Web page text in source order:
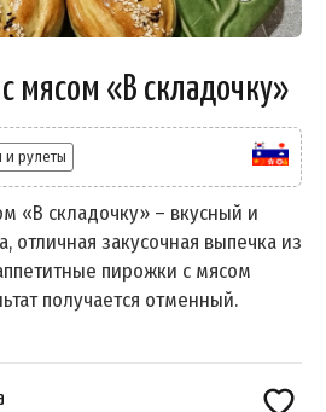
с мясом «В складочку»
и рулеты
«В складочку» – вкусный и
отличная закусочная выпечка из
пирожки с мясом
получается отменный.